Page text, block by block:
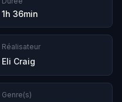
1h 36min
Réalisateur
Eli Craig
Genre(s)